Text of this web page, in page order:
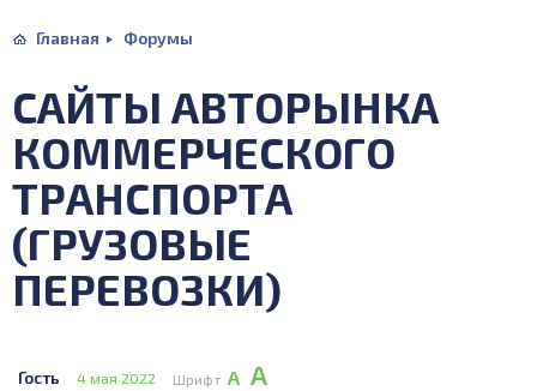
Главная Форумы
САЙТЫ АВТОРЫНКА
КОММЕРЧЕСКОГО
ТРАНСПОРТА
(ГРУЗОВЫЕ
ПЕРЕВОЗКИ)
Гость 4 мая 2022 Шрифт А А